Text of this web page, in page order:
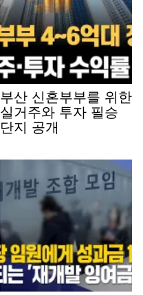
부산 신혼부부를 위한
실거주와 투자 필승
단지 공개